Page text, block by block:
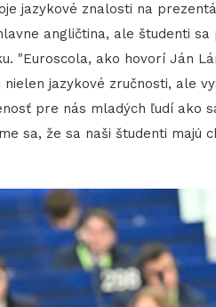
jazykové znalosti na
angličtina, ale študenti
"Euroscola, ako hovorí Ján
jazykové zručnosti, ale
pre nás mladých ľudí ako
sa, že sa naši študenti